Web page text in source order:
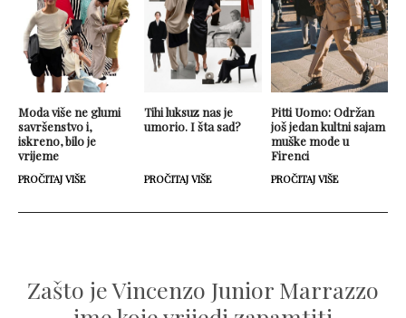
Moda više ne glumi
savršenstvo i,
iskreno, bilo je
vrijeme
PROČITAJ VIŠE
Tihi luksuz nas je
umorio. I šta sad?
PROČITAJ VIŠE
Pitti Uomo: Održan
još jedan kultni sajam
muške mode u
Firenci
PROČITAJ VIŠE
Zašto je Vincenzo Junior Marrazzo